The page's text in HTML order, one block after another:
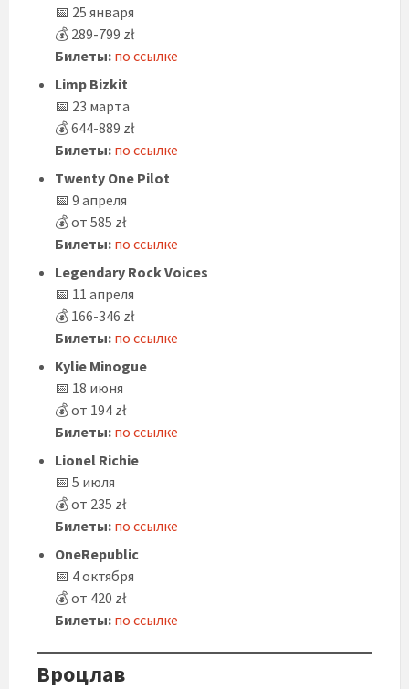
📅 25 января
💰 289-799 zł
Билеты: по ссылке
Limp Bizkit
📅 23 марта
💰 644-889 zł
Билеты: по ссылке
Twenty One Pilot
📅 9 апреля
💰 от 585 zł
Билеты: по ссылке
Legendary Rock Voices
📅 11 апреля
💰 166-346 zł
Билеты: по ссылке
Kylie Minogue
📅 18 июня
💰 от 194 zł
Билеты: по ссылке
Lionel Richie
📅 5 июля
💰 от 235 zł
Билеты: по ссылке
OneRepublic
📅 4 октября
💰 от 420 zł
Билеты: по ссылке
Вроцлав